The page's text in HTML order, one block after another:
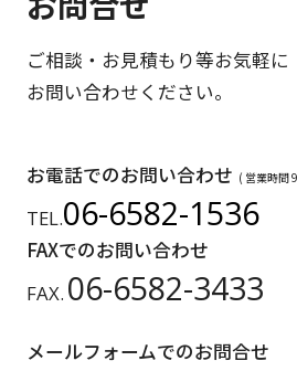
ご相談・お見積もり等お気軽に
お問い合わせください。
お電話でのお問い合わせ ( 営業時間
TEL.06-6582-1536
FAXでのお問い合わせ
FAX. 06-6582-3433
メールフォームでのお問合せ